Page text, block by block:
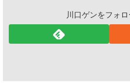
川口ゲンをフォロ